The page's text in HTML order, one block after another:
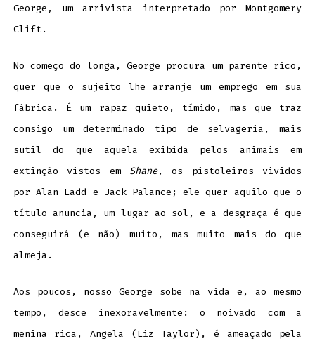
George, um arrivista interpretado por Montgomery
Clift.
No começo do longa, George procura um parente rico,
quer que o sujeito lhe arranje um emprego em sua
fábrica. É um rapaz quieto, tímido, mas que traz
consigo um determinado tipo de selvageria, mais
sutil do que aquela exibida pelos animais em
extinção vistos em Shane, os pistoleiros vividos
por Alan Ladd e Jack Palance; ele quer aquilo que o
título anuncia, um lugar ao sol, e a desgraça é que
conseguirá (e não) muito, mas muito mais do que
almeja.
Aos poucos, nosso George sobe na vida e, ao mesmo
tempo, desce inexoravelmente: o noivado com a
menina rica, Angela (Liz Taylor), é ameaçado pela